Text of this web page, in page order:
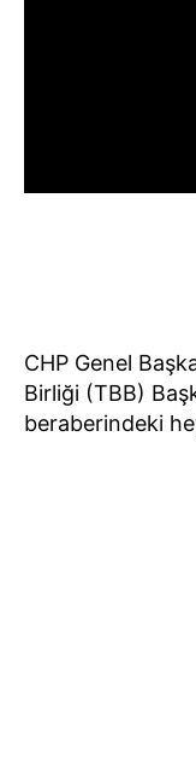
CHP Genel
Birliği (TBB)
beraberindeki